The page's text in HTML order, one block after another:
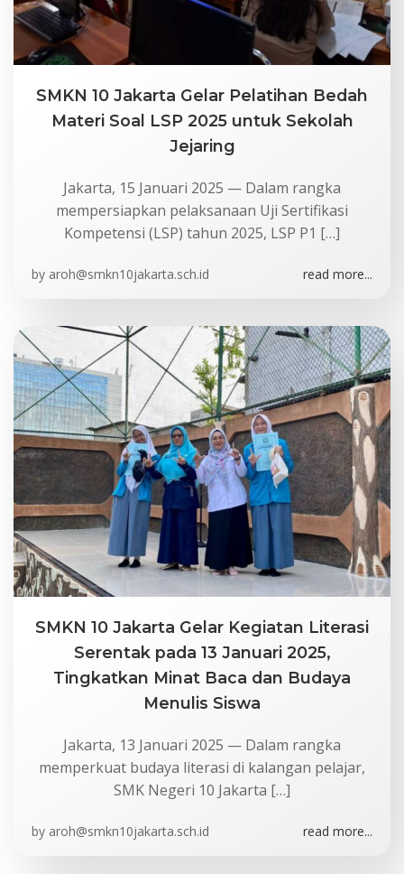
SMKN 10 Jakarta Gelar Pelatihan Bedah
Materi Soal LSP 2025 untuk Sekolah
Jejaring
Jakarta, 15 Januari 2025 — Dalam rangka
mempersiapkan pelaksanaan Uji Sertifikasi
Kompetensi (LSP) tahun 2025, LSP P1 […]
by aroh@smkn10jakarta.sch.id read more...
SMKN 10 Jakarta Gelar Kegiatan Literasi
Serentak pada 13 Januari 2025,
Tingkatkan Minat Baca dan Budaya
Menulis Siswa
Jakarta, 13 Januari 2025 — Dalam rangka
memperkuat budaya literasi di kalangan pelajar,
SMK Negeri 10 Jakarta […]
by aroh@smkn10jakarta.sch.id read more...